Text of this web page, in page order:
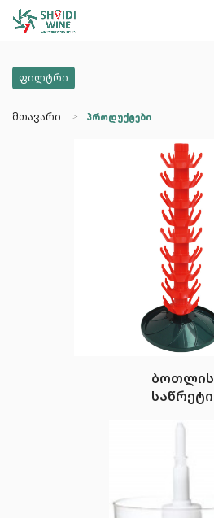
ფილტრი
მთავარი პროდუქტები
ბოთლის
საწრეტი